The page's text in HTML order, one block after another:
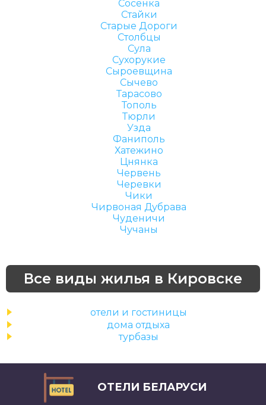
Сосенка
Стайки
Старые Дороги
Столбцы
Сула
Сухорукие
Сыроевщина
Сычево
Тарасово
Тополь
Тюрли
Узда
Фаниполь
Хатежино
Цнянка
Червень
Черевки
Чики
Чирвоная Дубрава
Чуденичи
Чучаны
Все виды жилья в Кировске
отели и гостиницы
дома отдыха
турбазы
ОТЕЛИ БЕЛАРУСИ